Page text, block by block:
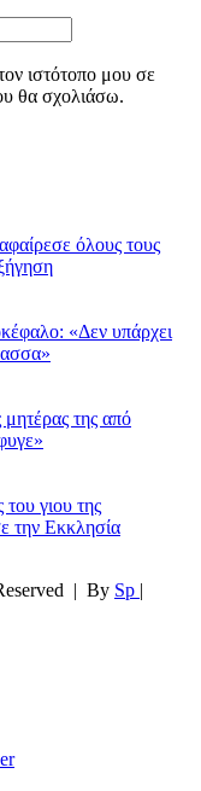
ιστότοπο μου σε
θα σχολιάσω.
όλους τους
«Δεν υπάρχει
της από
γιου της
την Εκκλησία
| By Sp |